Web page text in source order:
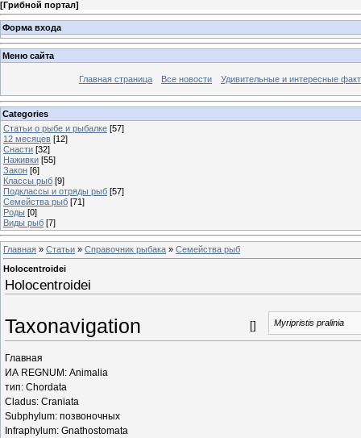
[Грибной портал]
Форма входа
Меню сайта
Главная страница Все новости Удивительные и интересные
Categories
Статьи о рыбе и рыбалке [57]
12 месяцев [12]
Снасти [32]
Наживки [55]
Закон [6]
Классы рыб [9]
Подклассы и отряды рыб [57]
Семейства рыб [71]
Роды [0]
Виды рыб [7]
Главная » Статьи » Справочник рыбака » Семейства рыб
Holocentroidei
Holocentroidei
Myripristis pralinia
[]
Taxonavigation
Главная
ИА REGNUM: Animalia
тип: Chordata
Cladus: Craniata
Subphylum: позвоночных
Infraphylum: Gnathostomata